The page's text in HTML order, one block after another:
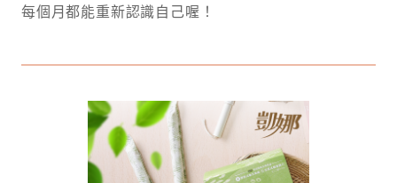
每個月都能重新認識自己喔！